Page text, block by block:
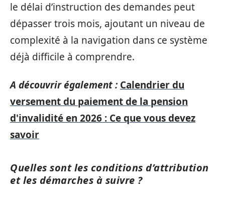
le délai d’instruction des demandes peut
dépasser trois mois, ajoutant un niveau de
complexité à la navigation dans ce système
déjà difficile à comprendre.
A découvrir également : Calendrier du
versement du paiement de la pension
d'invalidité en 2026 : Ce que vous devez
savoir
Quelles sont les conditions d’attribution
et les démarches à suivre ?